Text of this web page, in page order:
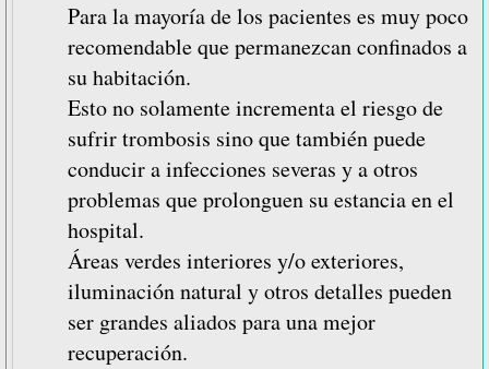
Para la mayoría de los pacientes es muy poco
recomendable que permanezcan confinados a
su habitación.
Esto no solamente incrementa el riesgo de
sufrir trombosis sino que también puede
conducir a infecciones severas y a otros
problemas que prolonguen su estancia en el
hospital.
Áreas verdes interiores y/o exteriores,
iluminación natural y otros detalles pueden
ser grandes aliados para una mejor
recuperación.